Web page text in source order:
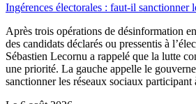
Ingérences électorales : faut-il sanctionner
Après trois opérations de désinformation
des candidats déclarés ou pressentis à
Sébastien Lecornu a rappelé que la lutte
une priorité. La gauche appelle le
sanctionner les réseaux sociaux